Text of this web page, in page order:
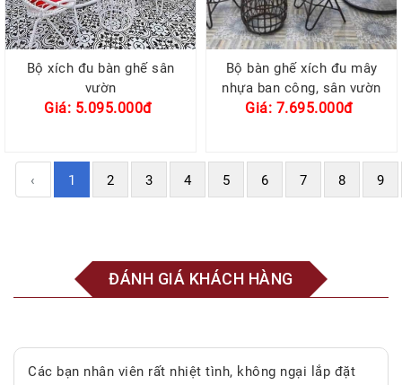
Bộ xích đu bàn ghế sân
vườn
Giá: 5.095.000đ
Bộ bàn ghế xích đu mây
nhựa ban công, sân vườn
Giá: 7.695.000đ
‹ 1 2 3 4 5 6 7 8 9
ĐÁNH GIÁ KHÁCH HÀNG
Các bạn nhân viên rất nhiệt tình, không ngại lắp đặt